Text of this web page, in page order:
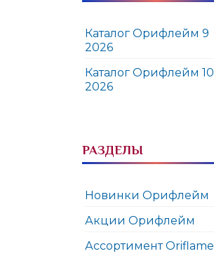
Каталог Орифлейм 9
2026
Каталог Орифлейм 10
2026
РАЗДЕЛЫ
Новинки Орифлейм
Акции Орифлейм
Ассортимент Oriflame